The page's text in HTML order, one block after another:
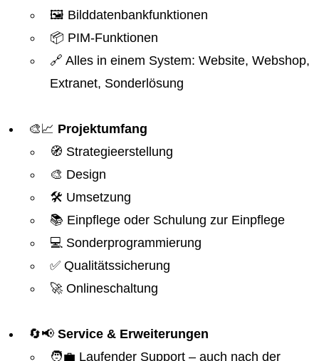
🖼️ Bilddatenbankfunktionen
📦 PIM-Funktionen
🔗 Alles in einem System: Website, Webshop,
Extranet, Sonderlösung
🎨📈 Projektumfang
🧭 Strategieerstellung
🎨 Design
🛠️ Umsetzung
📚 Einpflege oder Schulung zur Einpflege
💻 Sonderprogrammierung
✅ Qualitätssicherung
🚀 Onlineschaltung
🔄📢 Service & Erweiterungen
🧑‍💼 Laufender Support – auch nach der